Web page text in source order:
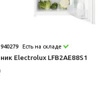
940279 Есть на складе
Electrolux LFB2AE88S1